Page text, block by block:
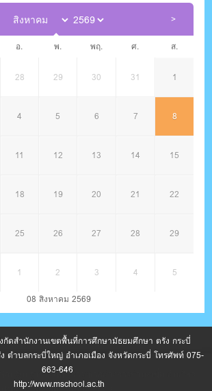
อ. พ. พฤ. ศ. ส.
28 29 30 31 1
4 5 6 7 8
11 12 13 14 15
18 19 20 21 22
25 26 27 28 29
1 2 3 4 5
08 สิงหาคม 2569
งกัดสำนักงานเขตพื้นที่การศึกษามัธยมศึกษา ตรัง กระบี่
ตำบลกระบี่ใหญ่ อำเภอเมือง จังหวัดกระบี่ โทรศัพท์ 075-
663-646
http://www.mschool.ac.th
อปรับปรุงการให้บริการ หากต้องการข้อมูลเพิ่มเติมเกี่ยว